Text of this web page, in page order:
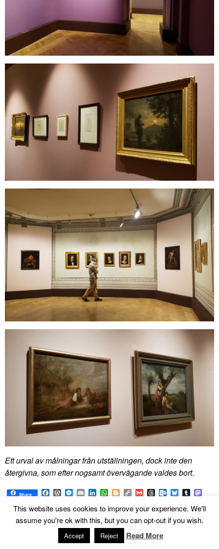
Ett urval av målningar från utställningen, dock inte den
återgivna, som efter nogsamt övervägande valdes bort.
Share Facebook
WordPress
Messenger
EmailLinkedIn
WhatsApp
BloggerCopyGmailThreadsOutlook.com
BlueskyTumblr
PinterestReddit
Pocket
Mail
Share
En hemvändare
This website uses cookies to improve your experience. We'll
assume you're ok with this, but you can opt-out if you wish.
Accept Reject Read More